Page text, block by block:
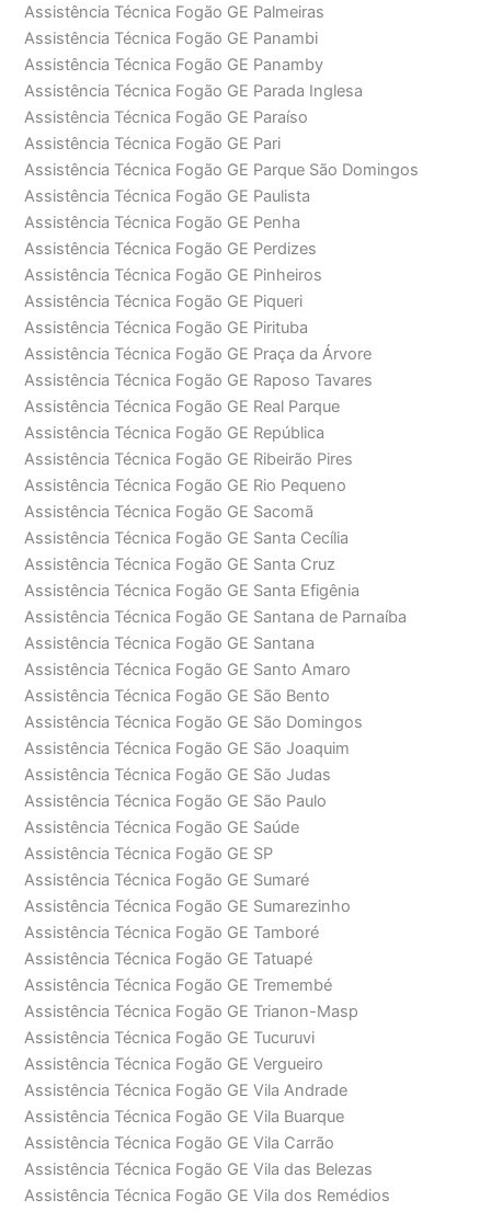
Assistência Técnica Fogão GE Palmeiras
Assistência Técnica Fogão GE Panambi
Assistência Técnica Fogão GE Panamby
Assistência Técnica Fogão GE Parada Inglesa
Assistência Técnica Fogão GE Paraíso
Assistência Técnica Fogão GE Pari
Assistência Técnica Fogão GE Parque São Domingos
Assistência Técnica Fogão GE Paulista
Assistência Técnica Fogão GE Penha
Assistência Técnica Fogão GE Perdizes
Assistência Técnica Fogão GE Pinheiros
Assistência Técnica Fogão GE Piqueri
Assistência Técnica Fogão GE Pirituba
Assistência Técnica Fogão GE Praça da Árvore
Assistência Técnica Fogão GE Raposo Tavares
Assistência Técnica Fogão GE Real Parque
Assistência Técnica Fogão GE República
Assistência Técnica Fogão GE Ribeirão Pires
Assistência Técnica Fogão GE Rio Pequeno
Assistência Técnica Fogão GE Sacomã
Assistência Técnica Fogão GE Santa Cecília
Assistência Técnica Fogão GE Santa Cruz
Assistência Técnica Fogão GE Santa Efigênia
Assistência Técnica Fogão GE Santana de Parnaíba
Assistência Técnica Fogão GE Santana
Assistência Técnica Fogão GE Santo Amaro
Assistência Técnica Fogão GE São Bento
Assistência Técnica Fogão GE São Domingos
Assistência Técnica Fogão GE São Joaquim
Assistência Técnica Fogão GE São Judas
Assistência Técnica Fogão GE São Paulo
Assistência Técnica Fogão GE Saúde
Assistência Técnica Fogão GE SP
Assistência Técnica Fogão GE Sumaré
Assistência Técnica Fogão GE Sumarezinho
Assistência Técnica Fogão GE Tamboré
Assistência Técnica Fogão GE Tatuapé
Assistência Técnica Fogão GE Tremembé
Assistência Técnica Fogão GE Trianon-Masp
Assistência Técnica Fogão GE Tucuruvi
Assistência Técnica Fogão GE Vergueiro
Assistência Técnica Fogão GE Vila Andrade
Assistência Técnica Fogão GE Vila Buarque
Assistência Técnica Fogão GE Vila Carrão
Assistência Técnica Fogão GE Vila das Belezas
Assistência Técnica Fogão GE Vila dos Remédios